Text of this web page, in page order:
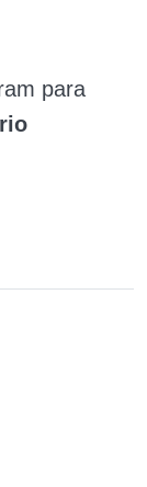
para